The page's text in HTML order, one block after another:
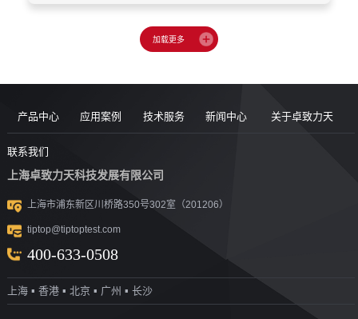
产品中心
道路现场检
测设备
沥青/沥青胶
结料测试设
沥青混合料
设备
岩石力学测
试设备
集料/水泥/混
应用案例
视频
技术服务
团队风采
UTM升级
技术答疑
新闻中心 关于卓致力天
合作伙伴
联系我们
上海卓致力天科技发展有限公司
上海市浦东新区川桥路350号302室（201206）
tiptop@tiptoptest.com
400-633-0508
上海 ▪ 香港 ▪ 北京 ▪ 广州 ▪ 长沙